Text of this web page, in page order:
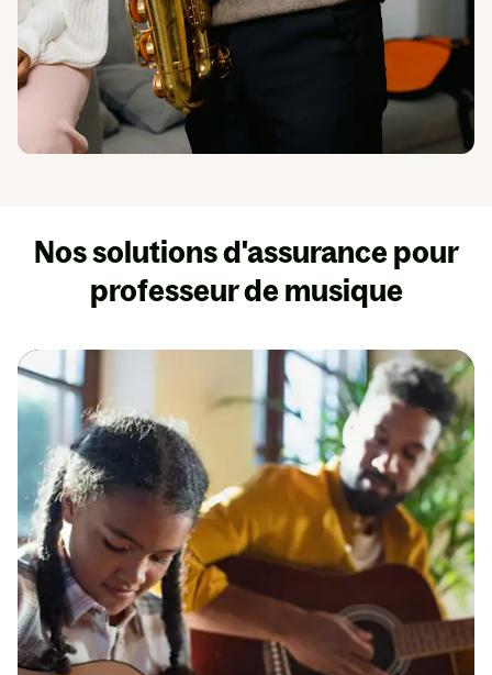
Nos solutions d'assurance pour
professeur de musique